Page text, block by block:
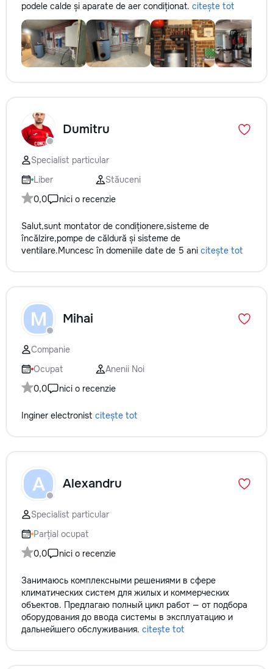
podele calde și aparate de aer condiționat. citește tot
Dumitru
Specialist particular
Liber
Stăuceni
0,0
nici o recenzie
Salut,sunt montator de condiționere,sisteme de
încălzire,pompe de căldură și sisteme de
ventilare.Muncesc în domeniile date de 5 ani citește tot
M Mihai
Companie
Ocupat
Anenii Noi
0,0
nici o recenzie
Inginer electronist citește tot
A Alexandru
Specialist particular
Parțial ocupat
0,0
nici o recenzie
Занимаюсь комплексными решениями в сфере
климатических систем для жилых и коммерческих
объектов. Предлагаю полный цикл работ — от подбора
оборудования до ввода системы в эксплуатацию и
дальнейшего обслуживания. citește tot